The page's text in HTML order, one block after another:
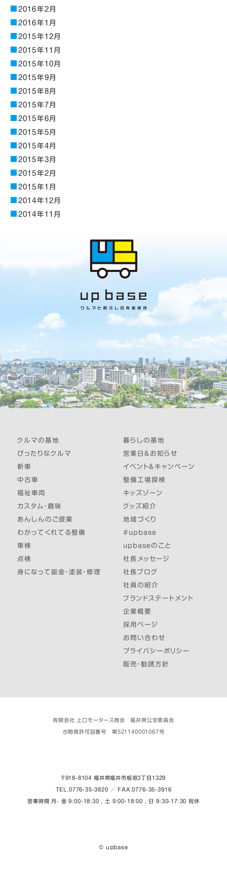
2016年2月
2016年1月
2015年12月
2015年11月
2015年10月
2015年9月
2015年8月
2015年7月
2015年6月
2015年5月
2015年4月
2015年3月
2015年2月
2015年1月
2014年12月
2014年11月
クルマの基地
ぴったりなクルマ
新車
中古車
福祉車両
カスタム・趣味
あんしんのご提案
わかってくれてる整備
車検
点検
身になって鈑金・塗装・修理
暮らしの基地
営業日＆お知らせ
イベント＆キャンペーン
整備工場探検
キッズゾーン
グッズ紹介
地域づくり
#upbase
upbaseのこと
社長メッセージ
社長ブログ
社員の紹介
ブランドステートメント
企業概要
採用ページ
お問い合わせ
プライバシーポリシー
販売・勧誘方針
有限会社 上口モータース商会 福井県公安委員会
古物商許可証番号 第521140001067号
〒918-8104 福井県福井市板垣３丁目1329
TEL.0776-35-3820 ／ FAX.0776-35-3916
営業時間 月- 金 9:00-18:30 , 土 9:00-18:00 , 日 9:30-17:30 祝休
© upbase